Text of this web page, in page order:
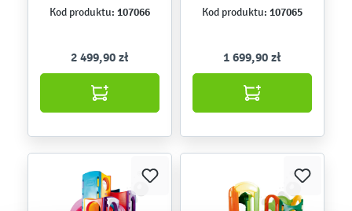
Kod produktu: 107066
2 499,90 zł
Kod produktu: 107065
1 699,90 zł